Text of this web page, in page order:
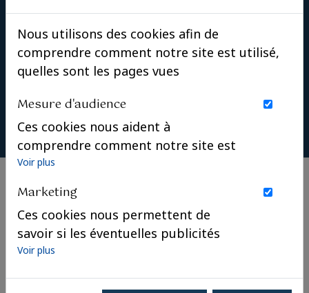
Fondation Saint-Louis
Projet de restauration de
l’Obélisque de Madame Adélaïde
Nous utilisons des cookies afin de
comprendre comment notre site est utilisé,
quelles sont les pages vues
Mesure d'audience
Ces cookies nous aident à
comprendre comment notre site est
utilisé. Nous savons quelles pages
visiteurs. Ils sont essentiels pour
nous afin de vous offrir la meilleure
expérience possible.
Voir plus
Marketing
Ces cookies nous permettent de
savoir si les éventuelles publicités
que nous avons pu vous proposer
Voir plus